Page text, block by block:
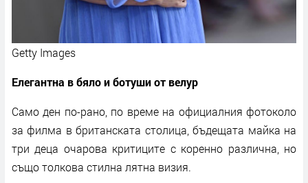
Getty Images
Елегантна в бяло и ботуши от велур
Само ден по-рано, по време на официалния фотоколо
за филма в британската столица, бъдещата майка на
три деца очарова критиците с коренно различна, но
също толкова стилна лятна визия.